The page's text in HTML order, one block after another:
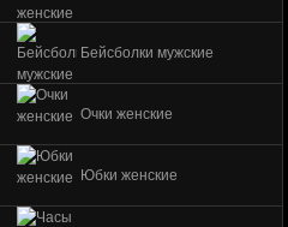
Бейсболки мужские
Очки женские
Юбки женские